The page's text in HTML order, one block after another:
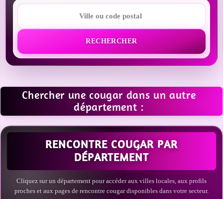
RECHERCHER
Chercher une cougar dans un autre
département :
RENCONTRE COUGAR PAR
DÉPARTEMENT
Cliquez sur un département pour accéder aux villes locales, aux profils
proches et aux pages de rencontre cougar disponibles dans votre secteur.